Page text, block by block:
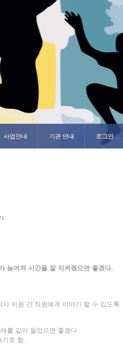
사업안내 기관 안내 로그인
늦어져 시간을 잘 지켜줬으면 좋겠다.
지원 간 직원에게 이야기 할 수 있도록
를 같이 들었으면 좋겠다.
기로 함.